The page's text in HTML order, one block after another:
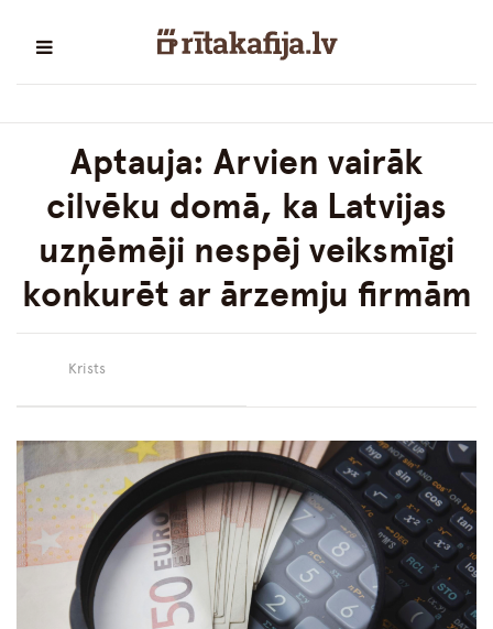
Aptauja: Arvien vairāk
cilvēku domā, ka Latvijas
uzņēmēji nespēj veiksmīgi
konkurēt ar ārzemju firmām
Krists